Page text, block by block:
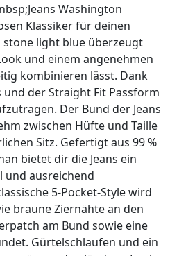
Washington
Klassiker für deinen
stone light blue überzeugt
und einem angenehmen
kombinieren lässt. Dank
der Straight Fit Passform
Der Bund der Jeans
zwischen Hüfte und Taille
Sitz. Gefertigt aus 99 %
bietet dir die Jeans ein
und ausreichend
5-Pocket-Style wird
braune Ziernähte an den
am Bund sowie eine
Gürtelschlaufen und ein